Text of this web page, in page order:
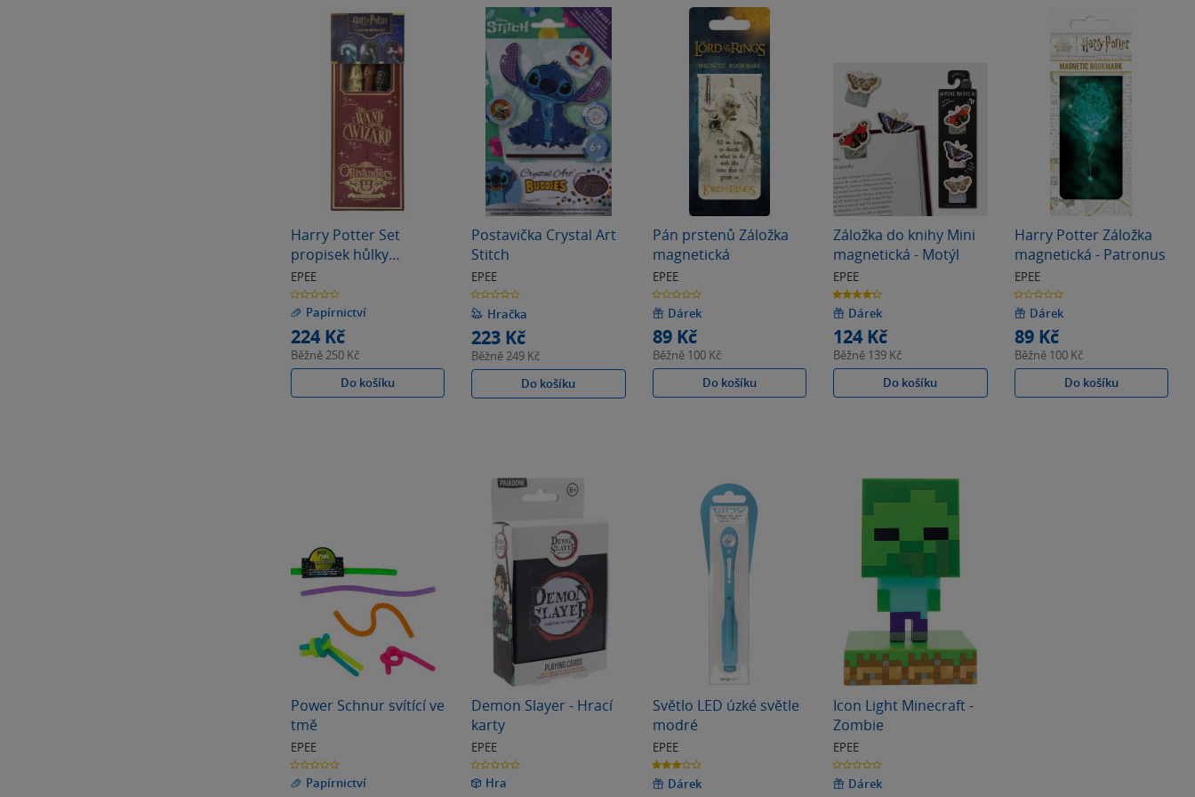
Harry Potter Set
propisek hůlky
(Magical Locations)
EPEE
0.0
z
5
hvězdiček
Papírnictví
224 Kč
Běžně250 Kč
Do košíku
Postavička Crystal Art
Stitch
EPEE
0.0
z
5
hvězdiček
Hračka
223 Kč
Běžně249 Kč
Do košíku
Pán prstenů Záložka
magnetická
EPEE
0.0
z
5
hvězdiček
Dárek
89 Kč
Běžně 100 Kč
Do košíku
Záložka do knihy Mini
magnetická - Motýl
EPEE
4.3
z
5
hvězdiček
Dárek
124 Kč
Běžně 139 Kč
Do košíku
Harry Potter Záložka
magnetická - Patronus
EPEE
0.0
z
5
hvězdiček
Dárek
89 Kč
Běžně 100 Kč
Do košíku
Power Schnur svítící ve
tmě
EPEE
0.0
z
5
hvězdiček
Papírnictví
Demon Slayer - Hrací
karty
EPEE
0.0
z
5
hvězdiček
Hra
Světlo LED úzké světle
modré
EPEE
3.0
z
5
hvězdiček
Dárek
Icon Light Minecraft -
Zombie
EPEE
0.0
z
5
hvězdiček
Dárek